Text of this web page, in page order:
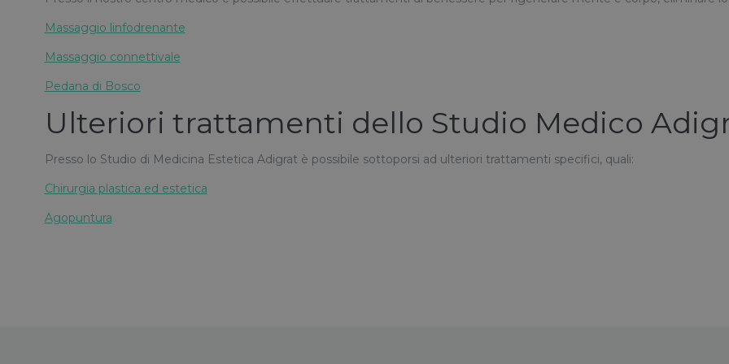
Massaggio linfodrenante
Massaggio connettivale
Pedana di Bosco
Ulteriori trattamenti dello Studio Medico
Presso lo Studio di Medicina Estetica Adigrat è possibile sottoporsi ad ulteriori trattamenti specifici, quali:
Chirurgia plastica ed estetica
Agopuntura